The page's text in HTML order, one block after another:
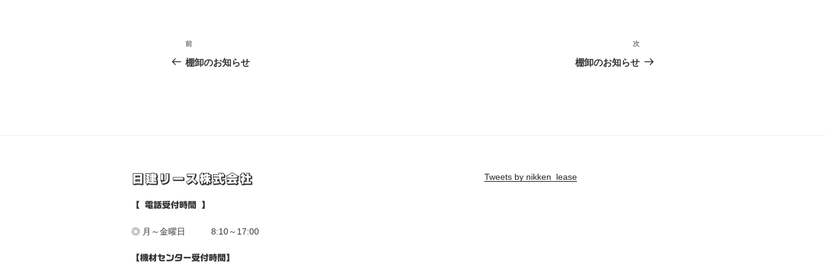
前
棚卸のお知らせ
次
棚卸のお知らせ
日建リース株式会社
【 電話受付時間 】
◎ 月～金曜日 8:10～17:00
【機材センター受付時間】
Tweets by nikken_lease